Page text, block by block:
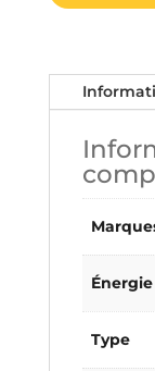
Énergie
Type